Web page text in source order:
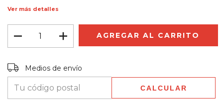
Ver más detalles
Entregas para el CP:
Medios de envío
CALCULAR